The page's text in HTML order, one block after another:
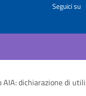
Seguici su
dichiarazione di